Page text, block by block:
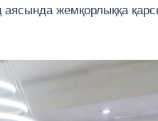
жемқорлыққа